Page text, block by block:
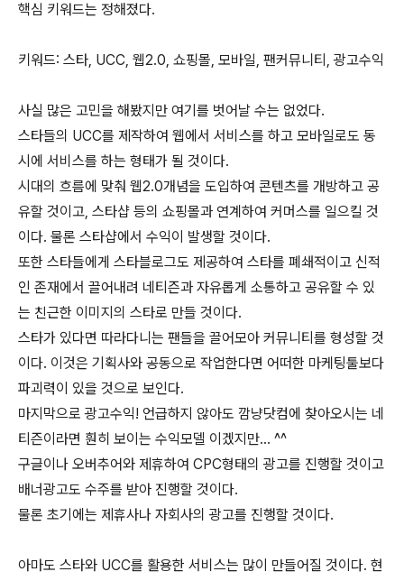
핵심 키워드는 정해졌다.
키워드: 스타, UCC, 웹2.0, 쇼핑몰, 모바일, 팬커뮤니티, 광고수익
사실 많은 고민을 해봤지만 여기를 벗어날 수는 없었다.
스타들의 UCC를 제작하여 웹에서 서비스를 하고 모바일로도 동
시에 서비스를 하는 형태가 될 것이다.
시대의 흐름에 맞춰 웹2.0개념을 도입하여 콘텐츠를 개방하고 공
유할 것이고, 스타샵 등의 쇼핑몰과 연계하여 커머스를 일으킬 것
이다. 물론 스타샵에서 수익이 발생할 것이다.
또한 스타들에게 스타블로그도 제공하여 스타를 폐쇄적이고 신적
인 존재에서 끌어내려 네티즌과 자유롭게 소통하고 공유할 수 있
는 친근한 이미지의 스타로 만들 것이다.
스타가 있다면 따라다니는 팬들을 끌어모아 커뮤니티를 형성할 것
이다. 이것은 기획사와 공동으로 작업한다면 어떠한 마케팅툴보다
파괴력이 있을 것으로 보인다.
마지막으로 광고수익! 언급하지 않아도 깜냥닷컴에 찾아오시는 네
티즌이라면 훤히 보이는 수익모델 이겠지만... ^^
구글이나 오버추어와 제휴하여 CPC형태의 광고를 진행할 것이고
배너광고도 수주를 받아 진행할 것이다.
물론 초기에는 제휴사나 자회사의 광고를 진행할 것이다.
아마도 스타와 UCC를 활용한 서비스는 많이 만들어질 것이다. 현